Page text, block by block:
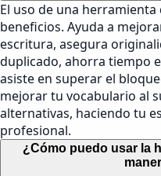
El uso de una
beneficios. Ayuda a
escritura, asegura
duplicado, ahorra tiempo
asiste en superar el
mejorar tu vocabulario al
alternativas, haciendo tu
profesional.
¿Cómo puedo usar la